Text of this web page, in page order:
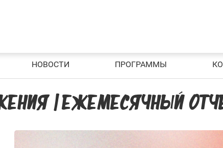
НОВОСТИ ПРОГРАММЫ
| ЕЖЕМЕСЯЧНЫЙ